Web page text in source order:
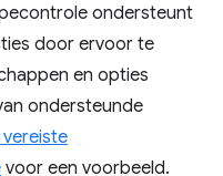
ondersteunt
door ervoor te
en opties
ondersteunde
voor een voorbeeld.